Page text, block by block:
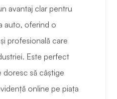
avantaj clar pentru
auto, oferind o
profesională care
Este perfect
să câștige
online pe piața